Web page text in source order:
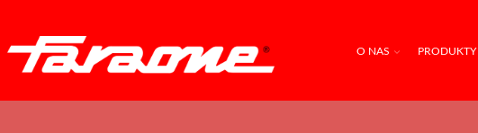
O NAS PRODUKTY